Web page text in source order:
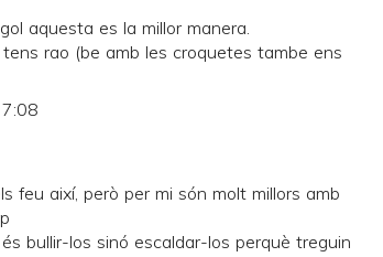
aquesta es la millor manera.
rao (be amb les croquetes tambe ens
feu així, però per mi són molt millors amb
bullir-los sinó escaldar-los perquè treguin